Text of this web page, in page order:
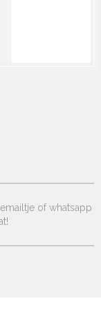
of whatsapp